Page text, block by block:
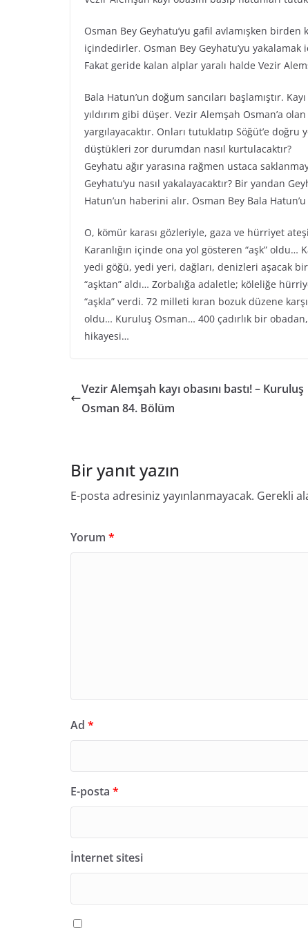
Osman Bey Geyhatu’yu gafil avlamışken
içindedirler. Osman Bey Geyhatu’yu yakalamak
Fakat geride kalan alplar yaralı halde Vezir
Bala Hatun’un doğum sancıları başlamıştır.
yıldırım gibi düşer. Vezir Alemşah Osman’a
yargılayacaktır. Onları tutuklatıp Söğüt’e
düştükleri zor durumdan nasıl kurtulacaktır?
Geyhatu ağır yarasına rağmen ustaca
Geyhatu’yu nasıl yakalayacaktır? Bir yandan
Hatun’un haberini alır. Osman Bey Bala
O, kömür karası gözleriyle, gaza ve hürriyet
Karanlığın içinde ona yol gösteren “aşk”
yedi göğü, yedi yeri, dağları, denizleri aşacak
“aşktan” aldı… Zorbalığa adaletle; köleliğe
“aşkla” verdi. 72 milleti kıran bozuk düzene
oldu… Kuruluş Osman… 400 çadırlık bir
hikayesi…
Vezir Alemşah kayı obasını bastı! – Kuruluş
Osman 84. Bölüm
Bir yanıt yazın
E-posta adresiniz yayınlanmayacak. Gerekli
Yorum *
Ad *
E-posta *
İnternet sitesi